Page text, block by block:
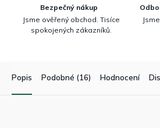
Bezpečný nákup
Jsme ověřený obchod. Tisíce
spokojených zákazníků.
Popis Podobné (16) Hodnocení